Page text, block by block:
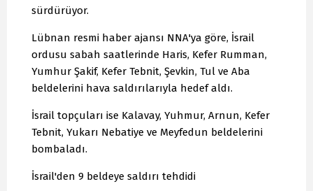
sürdürüyor.
Lübnan resmi haber ajansı NNA'ya göre, İsrail
ordusu sabah saatlerinde Haris, Kefer Rumman,
Yumhur Şakif, Kefer Tebnit, Şevkin, Tul ve Aba
beldelerini hava saldırılarıyla hedef aldı.
İsrail topçuları ise Kalavay, Yuhmur, Arnun, Kefer
Tebnit, Yukarı Nebatiye ve Meyfedun beldelerini
bombaladı.
İsrail'den 9 beldeye saldırı tehdidi